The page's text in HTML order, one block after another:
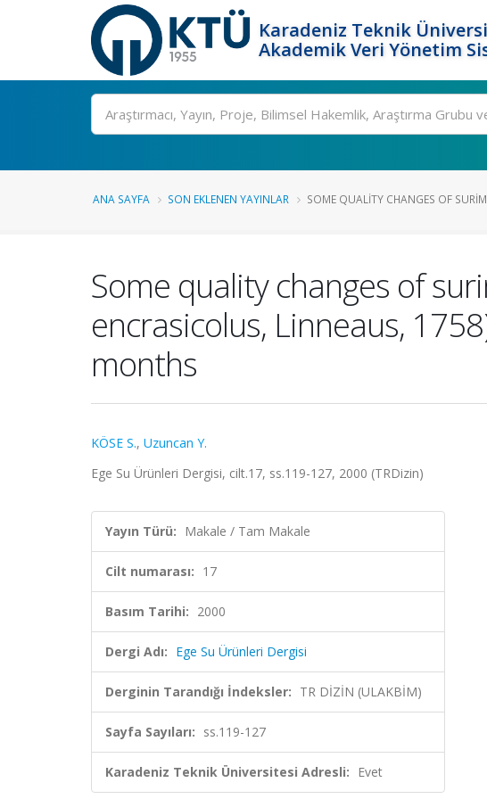
Karadeniz Teknik
Akademik Veri Yönetim
Ara
ANA SAYFA SON EKLENEN YAYINLAR SOME QUALITY CHANGES OF
Some quality changes of
encrasicolus, Linneaus,
months
KÖSE S., Uzuncan Y.
Ege Su Ürünleri Dergisi, cilt.17, ss.119-127, 2000 (TRDizin)
Yayın Türü: Makale / Tam Makale
Cilt numarası: 17
Basım Tarihi: 2000
Dergi Adı: Ege Su Ürünleri Dergisi
Derginin Tarandığı İndeksler: TR DİZİN (ULAKBİM)
Sayfa Sayıları: ss.119-127
Karadeniz Teknik Üniversitesi Adresli: Evet